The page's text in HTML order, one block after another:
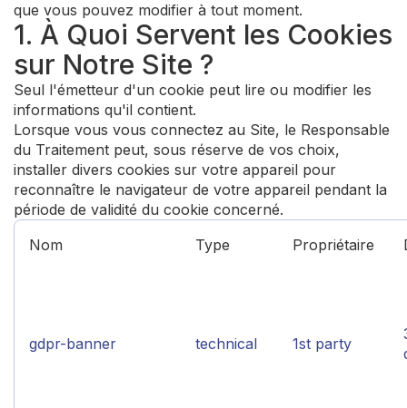
que vous pouvez modifier à tout moment.
1. À Quoi Servent les Cookies
sur Notre Site ?
Seul l'émetteur d'un cookie peut lire ou modifier les
informations qu'il contient.
Lorsque vous vous connectez au Site, le Responsable
du Traitement peut, sous réserve de vos choix,
installer divers cookies sur votre appareil pour
reconnaître le navigateur de votre appareil pendant la
période de validité du cookie concerné.
Nom
Type Propriétaire
gdpr-banner technical 1st party